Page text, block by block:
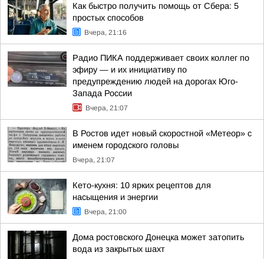
Как быстро получить помощь от Сбера: 5
простых способов
Вчера, 21:16
Радио ПИКА поддерживает своих коллег по
эфиру — и их инициативу по
предупреждению людей на дорогах Юго-
Запада России
Вчера, 21:07
В Ростов идет новый скоростной «Метеор» с
именем городского головы
Вчера, 21:07
Кето-кухня: 10 ярких рецептов для
насыщения и энергии
Вчера, 21:00
Дома ростовского Донецка может затопить
вода из закрытых шахт